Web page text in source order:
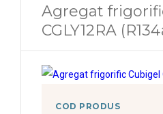
Agregat
CGLY12RA
COD PRODUS